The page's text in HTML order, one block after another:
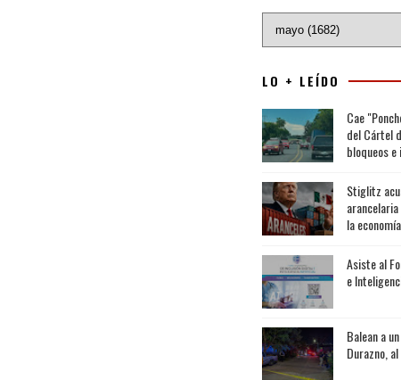
LO + LEÍDO
Cae
del Cártel
bloqueos e
Stiglitz
la
Asiste al
e
Balean a
Durazno,